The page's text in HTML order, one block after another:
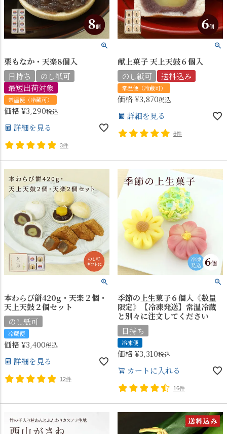
栗もなか・天楽8個入
日持ち
のし紙可
最短出荷対象
常温便（冷蔵可）
価格¥3,290税込
詳細を見る
3件
献上菓子 天上天鼓６個入
のし紙可
送料込み
常温便（冷蔵可）
価格¥3,870税込
詳細を見る
6件
本わらび餅420g・天楽２個・
天上天鼓２個セット
のし紙可
冷蔵便
価格¥3,400税込
詳細を見る
12件
季節の上生菓子６個入《数量
限定》【冷凍発送】常温冷蔵
と別々に注文してください
日持ち
冷凍便
価格¥3,310税込
カートに入れる
16件